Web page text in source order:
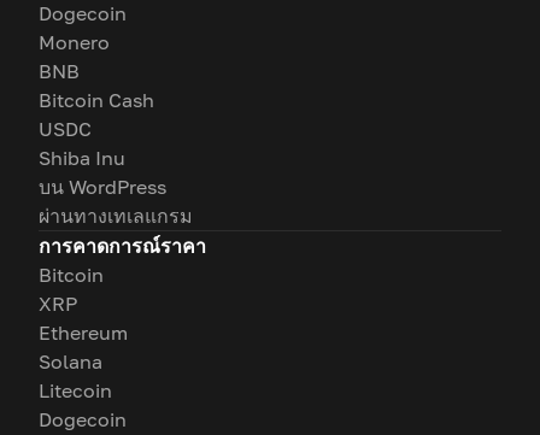
Dogecoin
Monero
BNB
Bitcoin Cash
USDC
Shiba Inu
บน WordPress
ผ่านทางเทเลแกรม
การคาดการณ์ราคา
Bitcoin
XRP
Ethereum
Solana
Litecoin
Dogecoin